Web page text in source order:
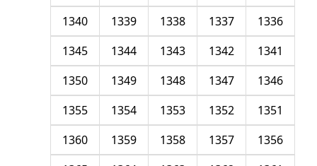
1336
1337
1338
1339
1340
1341
1342
1343
1344
1345
1346
1347
1348
1349
1350
1351
1352
1353
1354
1355
1356
1357
1358
1359
1360